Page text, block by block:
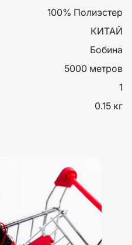
100% Полиэстер
КИТАЙ
Бобина
5000 метров
1
0.15 кг